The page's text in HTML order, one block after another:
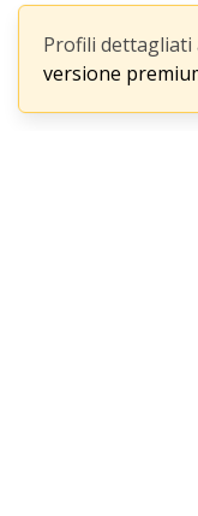
Profili dettagliati
versione